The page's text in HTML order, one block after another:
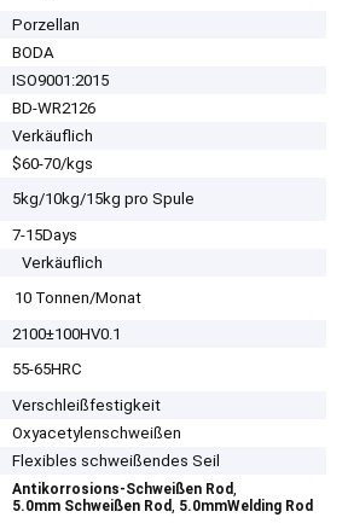
Porzellan
BODA
ISO9001:2015
BD-WR2126
Verkäuflich
$60-70/kgs
5kg/10kg/15kg pro Spule
7-15Days
Verkäuflich
10 Tonnen/Monat
2100±100HV0.1
55-65HRC
Verschleißfestigkeit
Oxyacetylenschweißen
Flexibles schweißendes Seil
Antikorrosions-Schweißen Rod,
5.0mm Schweißen Rod, 5.0mmWelding Rod